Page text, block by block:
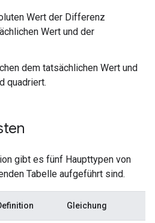
Wert der Differenz
Wert und der
dem tatsächlichen Wert und
quadriert.
gibt es fünf Haupttypen von
Tabelle aufgeführt sind.
Gleichung